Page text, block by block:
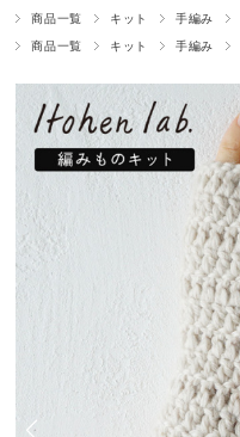
商品一覧 キット 手編み
商品一覧 キット 手編み